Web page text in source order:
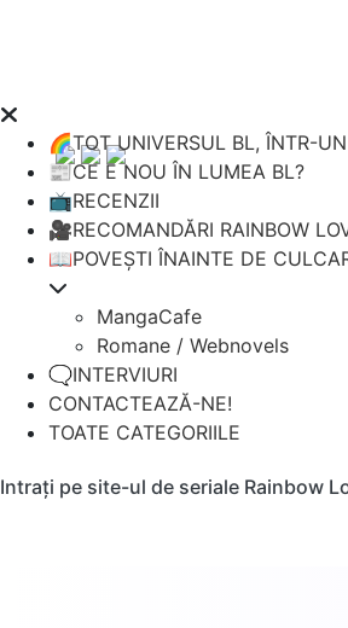
🌈TOT UNIVERSUL BL, ÎNTR-
📰CE E NOU ÎN LUMEA BL?
📺RECENZII
🎥RECOMANDĂRI RAINBOW
📖POVEȘTI ÎNAINTE DE
MangaCafe
Romane / Webnovels
🗨️INTERVIURI
CONTACTEAZĂ-NE!
TOATE CATEGORIILE
Intrați pe site-ul de seriale Rainbow